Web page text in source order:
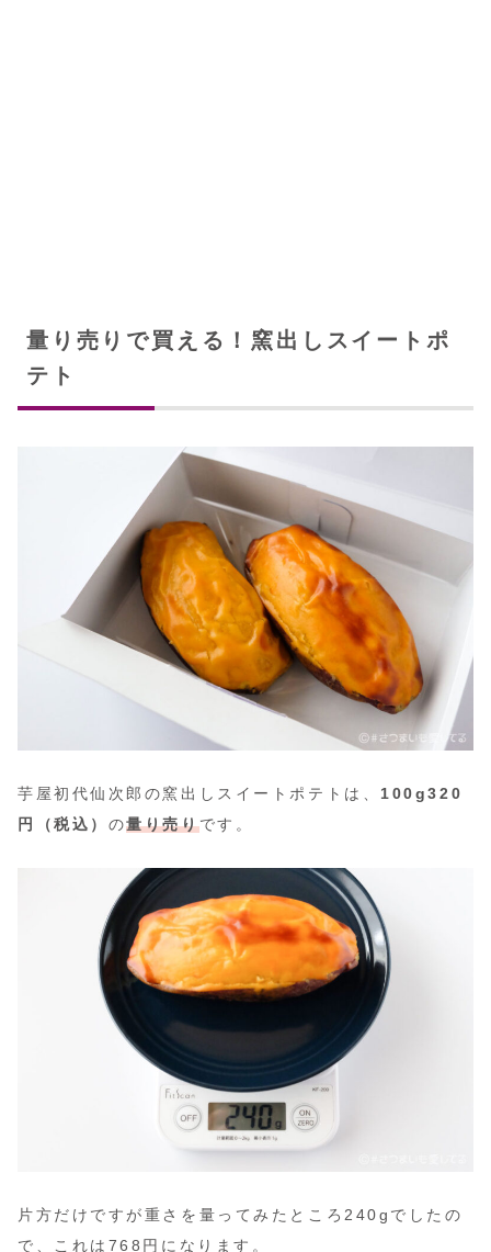
量り売りで買える！窯出しスイートポ
テト
芋屋初代仙次郎の窯出しスイートポテトは、 100g320
円（税込） の量り売りです。
片方だけですが重さを量ってみたところ240gでしたの
で、これは768円になります。